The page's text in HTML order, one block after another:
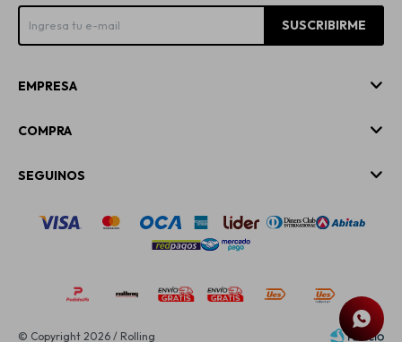
SUSCRIBIRME
EMPRESA
COMPRA
SEGUINOS
© Copyright 2026 / Rolling